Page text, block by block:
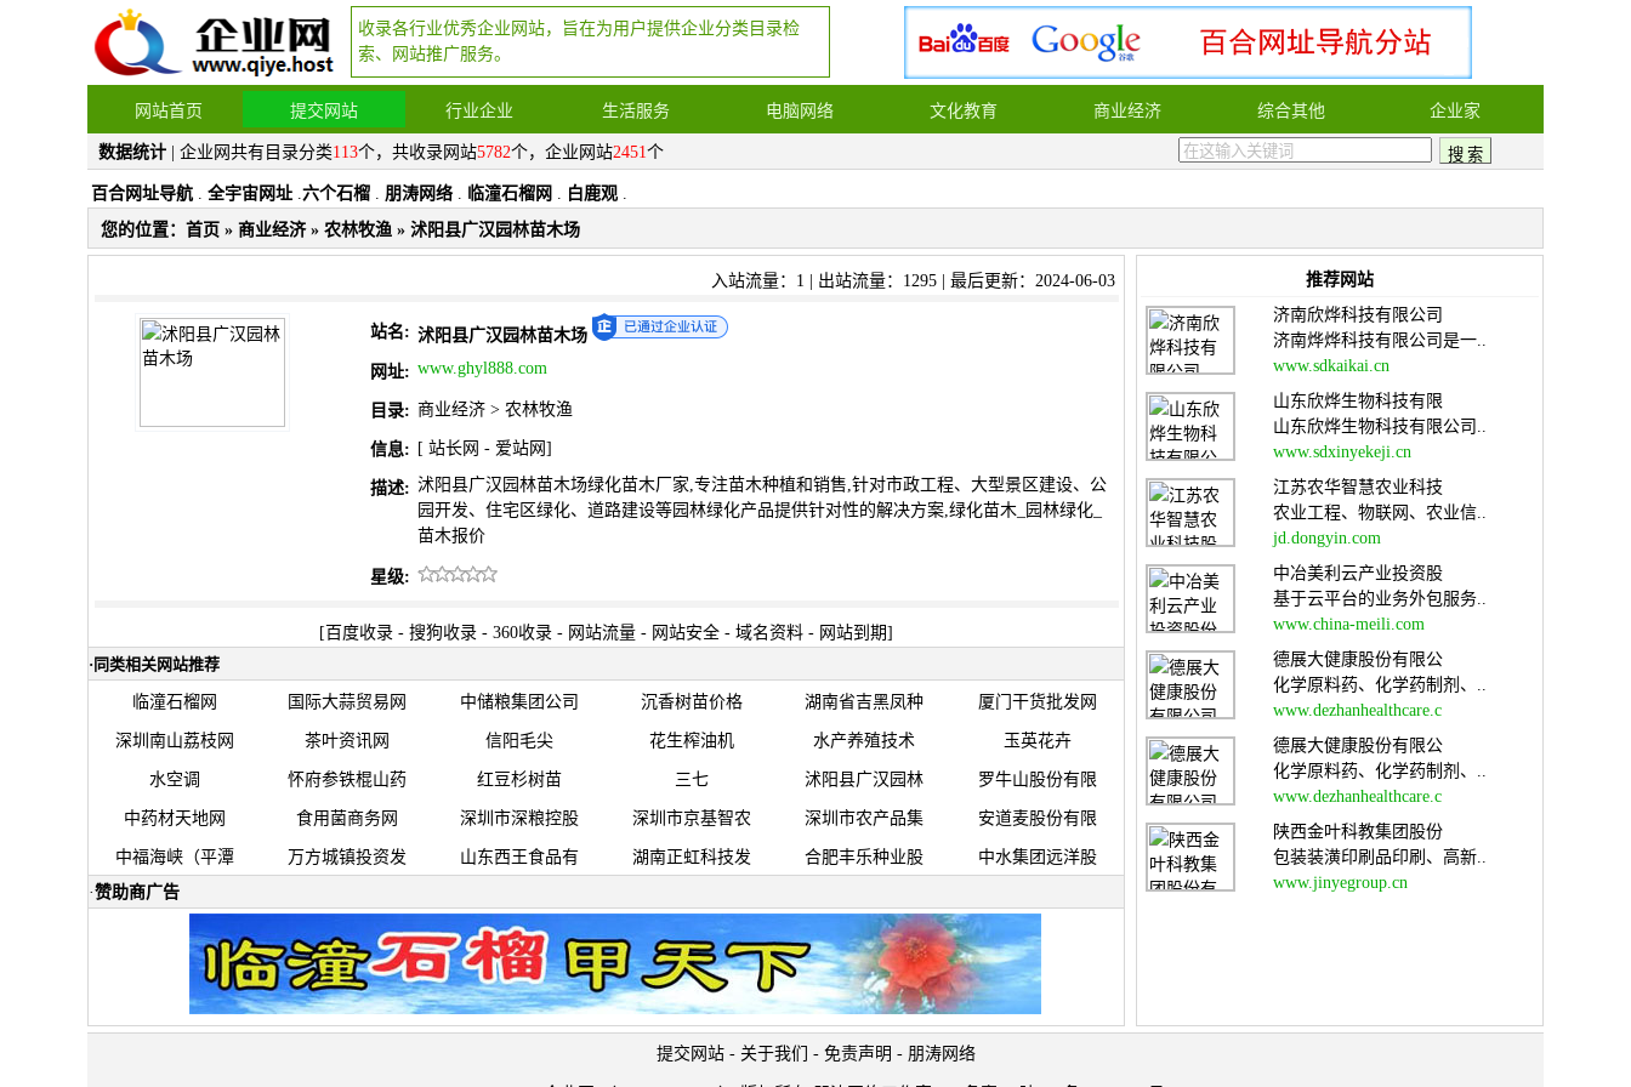
收录各行业优秀企业网站，旨在为用户提供企业分类目录检
索、网站推广服务。
网站首页 提交网站 行业企业 生活服务 电脑网络 文化教育 商业经济 综合其他 企业家
数据统计 | 企业网共有目录分类113个，共收录网站5782个，企业网站2451个
百合网址导航 . 全宇宙网址 .六个石榴 . 朋涛网络 . 临潼石榴网 . 白鹿观 .
您的位置： 首页 » 商业经济» 农林牧渔 » 沭阳县广汉园林苗木场
入站流量：1 | 出站流量：1295 | 最后更新：2024-06-03
站名: 沭阳县广汉园林苗木场
网址: www.ghyl888.com
目录: 商业经济 > 农林牧渔
信息: [ 站长网 - 爱站网 ]
描述: 沭阳县广汉园林苗木场绿化苗木厂家,专注苗木种植和销售,针对市政工程、大型景区建设、公
园开发、住宅区绿化、道路建设等园林绿化产品提供针对性的解决方案,绿化苗木_园林绿化_
苗木报价
星级:
[ 百度收录 - 搜狗收录 - 360收录 - 网站流量 - 网站安全 - 域名资料 - 网站到期]
· 同类相关网站推荐
临潼石榴网 国际大蒜贸易网 中储粮集团公司 沉香树苗价格 湖南省吉黑凤种 厦门干货批发网
深圳南山荔枝网 茶叶资讯网 信阳毛尖 花生榨油机 水产养殖技术 玉英花卉
水空调 怀府参铁棍山药 红豆杉树苗 三七 沭阳县广汉园林 罗牛山股份有限
中药材天地网 食用菌商务网 深圳市深粮控股 深圳市京基智农 深圳市农产品集 安道麦股份有限
中福海峡（平潭 万方城镇投资发 山东西王食品有 湖南正虹科技发 合肥丰乐种业股
中水集团远洋股
·赞助商广告
推荐网站
济南欣烨科技有限公司
济南烨烨科技有限公司是一..
www.sdkaikai.cn
山东欣烨生物科技有限
山东欣烨生物科技有限公司..
www.sdxinyekeji.cn
江苏农华智慧农业科技
农业工程、物联网、农业信..
jd.dongyin.com
中冶美利云产业投资股
基于云平台的业务外包服务..
www.china-meili.com
德展大健康股份有限公
化学原料药、化学药制剂、..
www.dezhanhealthcare.c
德展大健康股份有限公
化学原料药、化学药制剂、..
www.dezhanhealthcare.c
陕西金叶科教集团股份
包装装潢印刷品印刷、高新..
www.jinyegroup.cn
提交网站 - 关于我们 - 免责声明 - 朋涛网络